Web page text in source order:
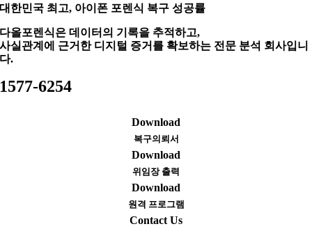
대한민국 최고, 아이폰 포렌식 복구 성공률
다올포렌식은 데이터의 기록을 추적하고,
사실관계에 근거한 디지털 증거를 확보하는 전문 분석 회사입니
다.
1577-6254
Download
복구의뢰서
Download
위임장 출력
Download
원격 프로그램
Contact Us